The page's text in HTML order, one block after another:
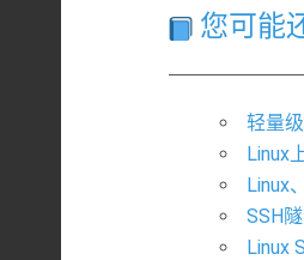
您可能
轻量
Linux
Linux
SSH
Linux